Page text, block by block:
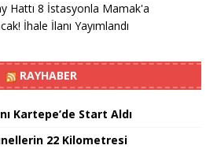
Hattı 8 İstasyonla Mamak'a
İhale İlanı Yayımlandı
RAYHABER
Kartepe’de Start Aldı
22 Kilometresi